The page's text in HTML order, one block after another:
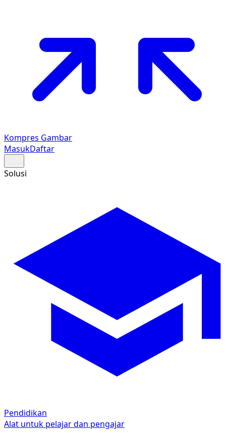
Kompres Gambar
MasukDaftar
Solusi
Pendidikan
Alat untuk pelajar dan pengajar